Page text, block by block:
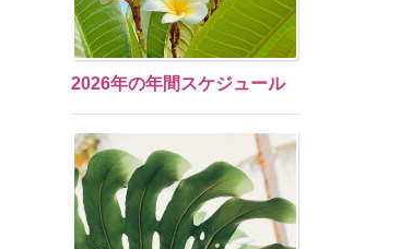
2026年の年間スケジュール